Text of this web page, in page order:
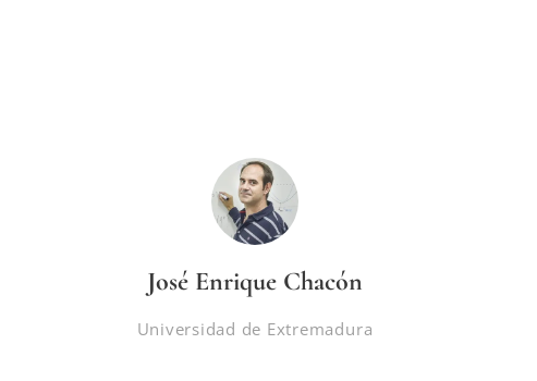
José Enrique Chacón
Universidad de Extremadura